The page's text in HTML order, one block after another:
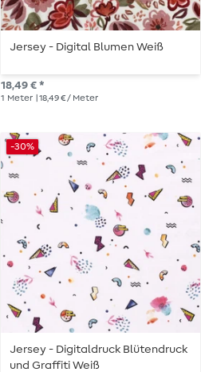
Jersey - Digital Blumen Weiß
18,49 € *
1 Meter | 18,49 € / Meter
-30%
Jersey - Digitaldruck Blütendruck
und Graffiti Weiß